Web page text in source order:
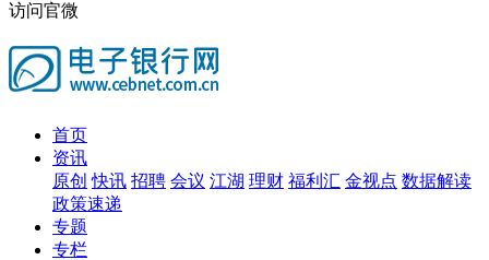
访问官微
首页
资讯
原创 快讯 招聘 会议 江湖 理财 福利汇 金视点 数据解读
政策速递
专题
专栏